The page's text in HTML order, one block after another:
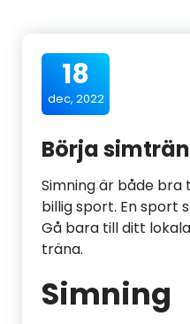
18
dec, 2022
Börja
Simning är både
billig sport. En sport
Gå bara till ditt
träna.
Simning